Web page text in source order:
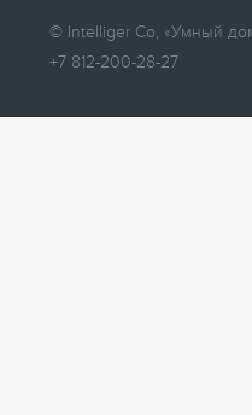
© Intelliger Co, «Умный
+7 812-200-28-27